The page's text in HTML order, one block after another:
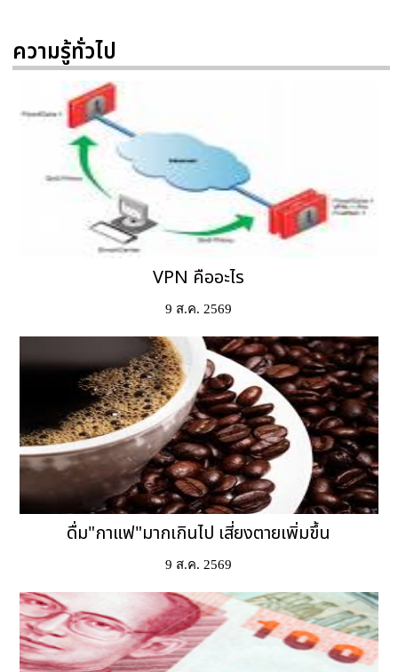
ความรู้ทั่วไป
VPN คืออะไร
9 ส.ค. 2569
ดื่ม"กาแฟ"มากเกินไป เสี่ยงตายเพิ่มขึ้น
9 ส.ค. 2569